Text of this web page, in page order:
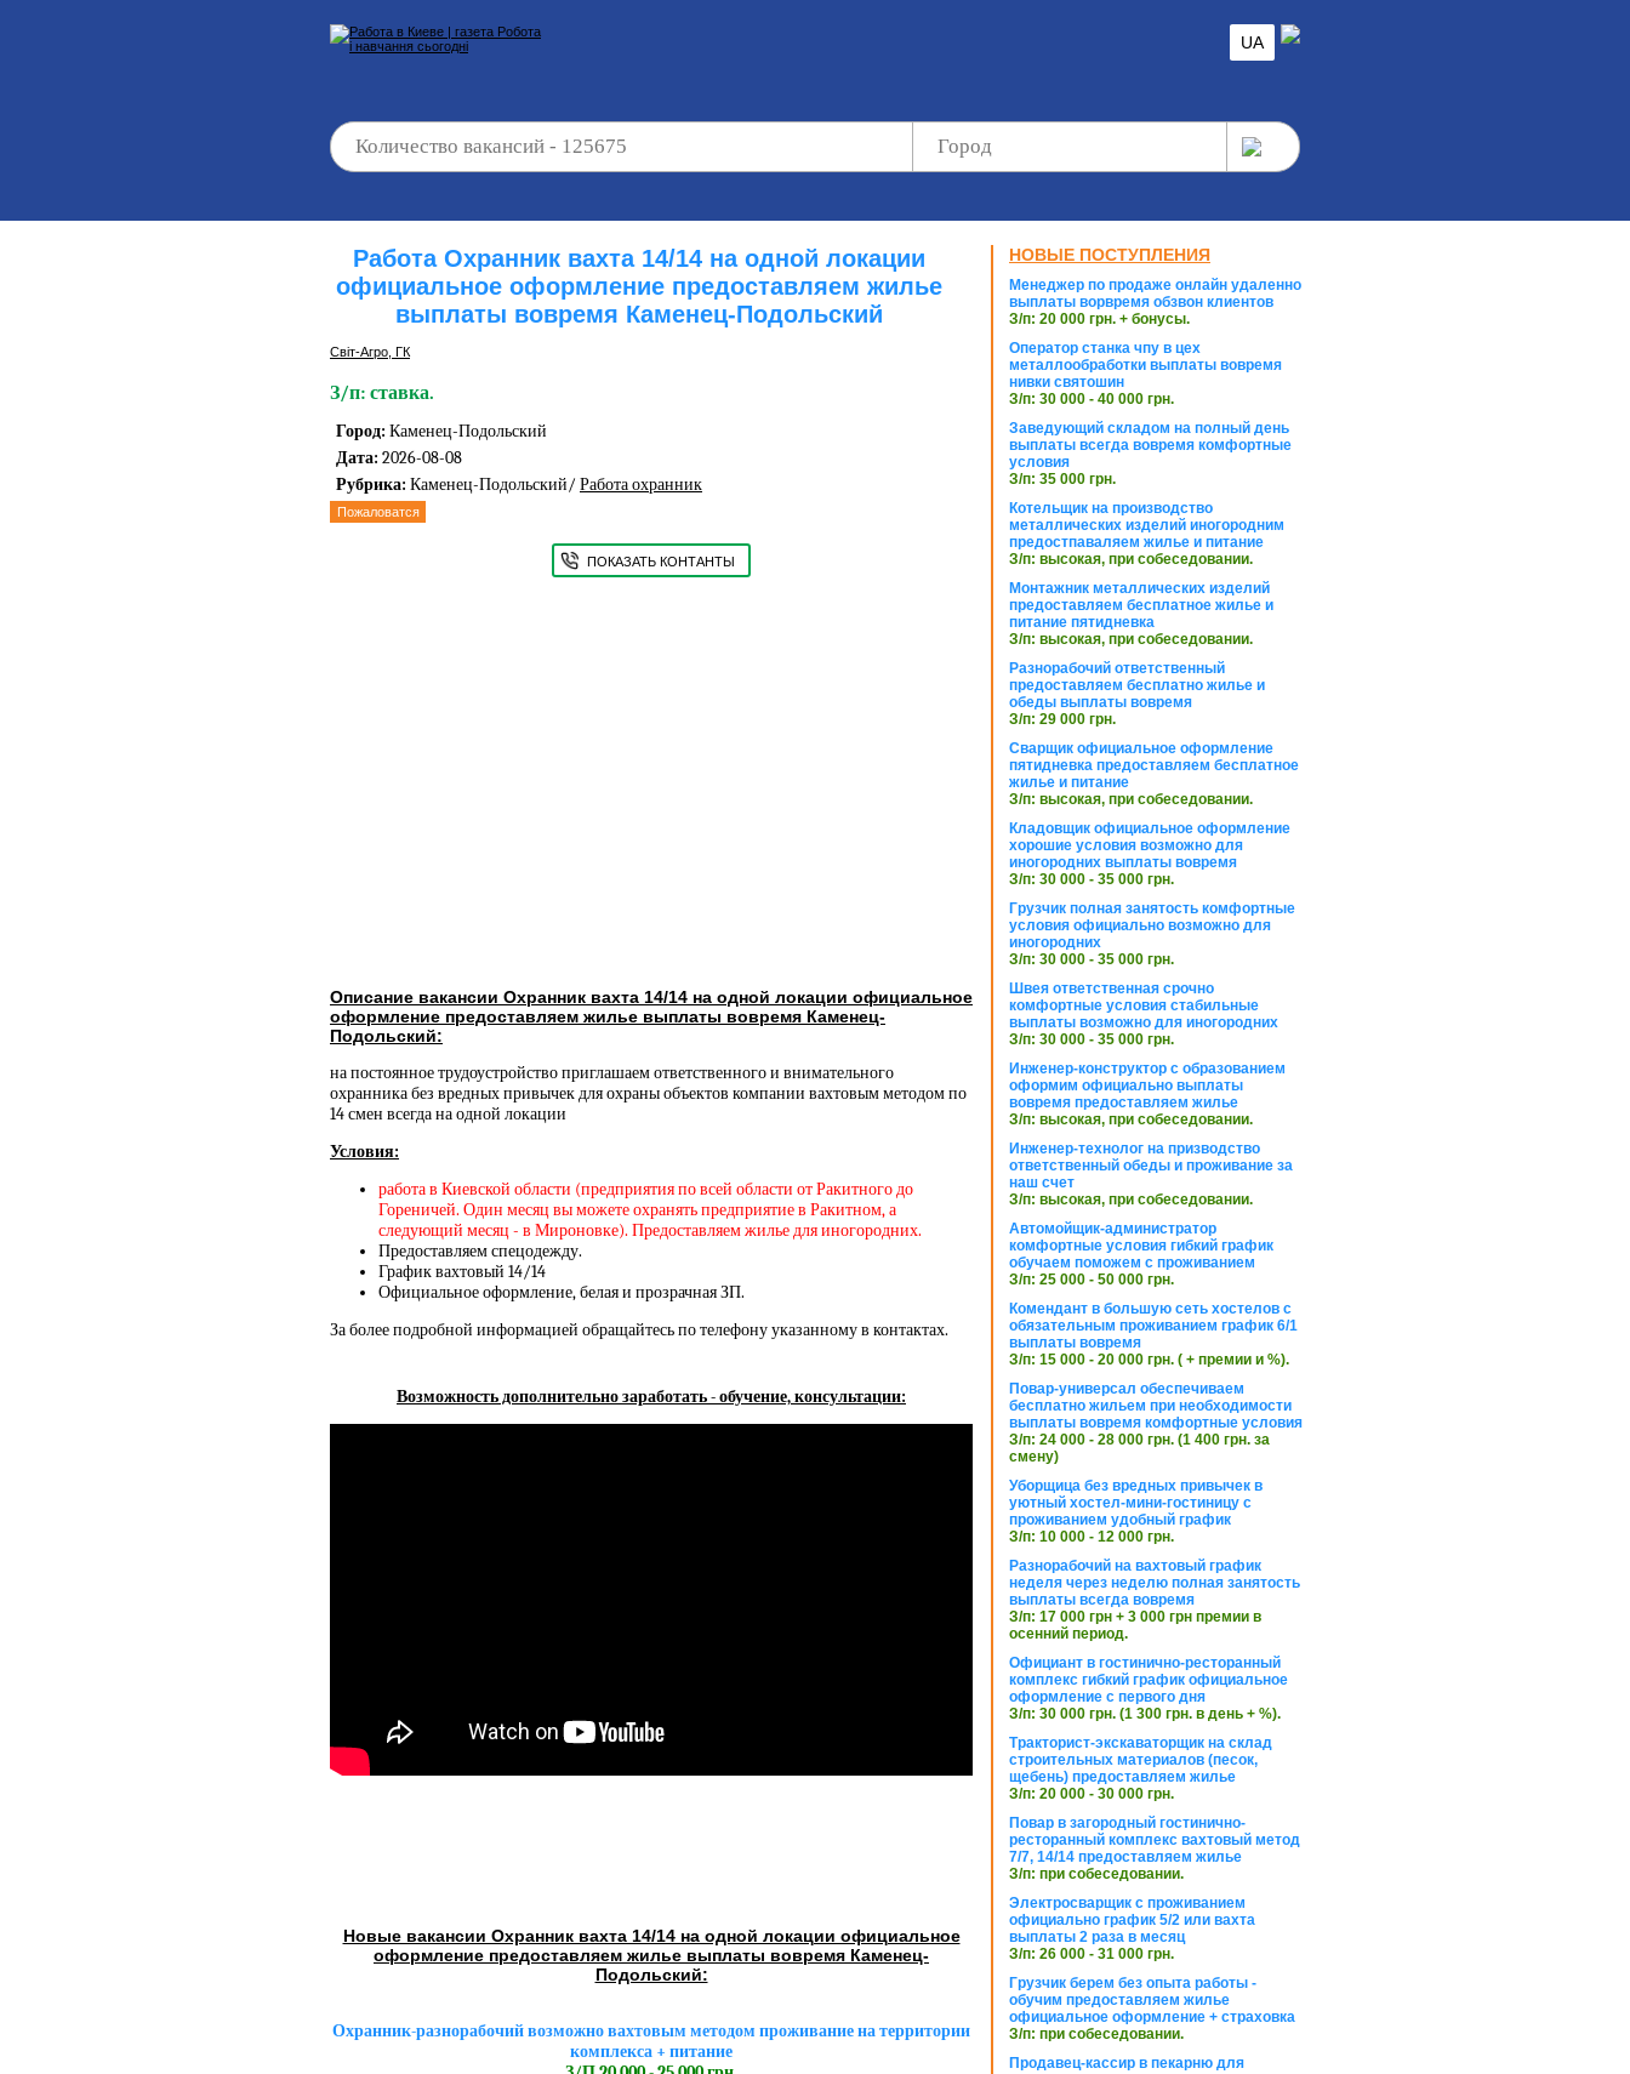
UA
Работа Охранник вахта 14/14 на одной локации
официальное оформление предоставляем жилье
выплаты вовремя Каменец-Подольский
Світ-Агро, ГК
З/п: ставка.
Город: Каменец-Подольский
Дата: 2026-08-08
Рубрика: Каменец-Подольский/ Работа охранник
Пожаловатся
ПОКАЗАТЬ КОНТАНТЫ
Описание вакансии Охранник вахта 14/14 на одной локации официальное
оформление предоставляем жилье выплаты вовремя Каменец-
Подольский:
на постоянное трудоустройство приглашаем ответственного и внимательного
охранника без вредных привычек для охраны объектов компании вахтовым методом по
14 смен всегда на одной локации
Условия:
работа в Киевской области (предприятия по всей области от Ракитного до
Гореничей. Один месяц вы можете охранять предприятие в Ракитном, а
следующий месяц - в Мироновке). Предоставляем жилье для иногородних.
Предоставляем спецодежду.
График вахтовый 14/14
Официальное оформление, белая и прозрачная ЗП.
За более подробной информацией обращайтесь по телефону указанному в контактах.
Возможность дополнительно заработать - обучение, консультации:
Новые вакансии Охранник вахта 14/14 на одной локации официальное
оформление предоставляем жилье выплаты вовремя Каменец-
Подольский:
Охранник-разнорабочий возможно вахтовым методом проживание на территории
комплекса + питание
НОВЫЕ ПОСТУПЛЕНИЯ
Менеджер по продаже онлайн удаленно
выплаты ворвремя обзвон клиентов
З/п: 20 000 грн. + бонусы.
Оператор станка чпу в цех
металлообработки выплаты вовремя
нивки святошин
З/п: 30 000 - 40 000 грн.
Заведующий складом на полный день
выплаты всегда вовремя комфортные
условия
З/п: 35 000 грн.
Котельщик на производство
металлических изделий иногородним
предостпаваляем жилье и питание
З/п: высокая, при собеседовании.
Монтажник металлических изделий
предоставляем бесплатное жилье и
питание пятидневка
З/п: высокая, при собеседовании.
Разнорабочий ответственный
предоставляем бесплатно жилье и
обеды выплаты вовремя
З/п: 29 000 грн.
Сварщик официальное оформление
пятидневка предоставляем бесплатное
жилье и питание
З/п: высокая, при собеседовании.
Кладовщик официальное оформление
хорошие условия возможно для
иногородних выплаты вовремя
З/п: 30 000 - 35 000 грн.
Грузчик полная занятость комфортные
условия официально возможно для
иногородних
З/п: 30 000 - 35 000 грн.
Швея ответственная срочно
комфортные условия стабильные
выплаты возможно для иногородних
З/п: 30 000 - 35 000 грн.
Инженер-конструктор с образованием
оформим официально выплаты
вовремя предоставляем жилье
З/п: высокая, при собеседовании.
Инженер-технолог на призводство
ответственный обеды и проживание за
наш счет
З/п: высокая, при собеседовании.
Автомойщик-администратор
комфортные условия гибкий график
обучаем поможем с проживанием
З/п: 25 000 - 50 000 грн.
Комендант в большую сеть хостелов с
обязательным проживанием график 6/1
выплаты вовремя
З/п: 15 000 - 20 000 грн. ( + премии и %).
Повар-универсал обеспечиваем
бесплатно жильем при необходимости
выплаты вовремя комфортные условия
З/п: 24 000 - 28 000 грн. (1 400 грн. за
смену)
Уборщица без вредных привычек в
уютный хостел-мини-гостиницу с
проживанием удобный график
З/п: 10 000 - 12 000 грн.
Разнорабочий на вахтовый график
неделя через неделю полная занятость
выплаты всегда вовремя
З/п: 17 000 грн + 3 000 грн премии в
осенний период.
Официант в гостинично-ресторанный
комплекс гибкий график официальное
оформление с первого дня
З/п: 30 000 грн. (1 300 грн. в день + %).
Тракторист-экскаваторщик на склад
строительных материалов (песок,
щебень) предоставляем жилье
З/п: 20 000 - 30 000 грн.
Повар в загородный гостинично-
ресторанный комплекс вахтовый метод
7/7, 14/14 предоставляем жилье
З/п: при собеседовании.
Электросварщик с проживанием
официально график 5/2 или вахта
выплаты 2 раза в месяц
З/п: 26 000 - 31 000 грн.
Грузчик берем без опыта работы -
обучим предоставляем жилье
официальное оформление + страховка
З/п: при собеседовании.
Продавец-кассир в пекарню для